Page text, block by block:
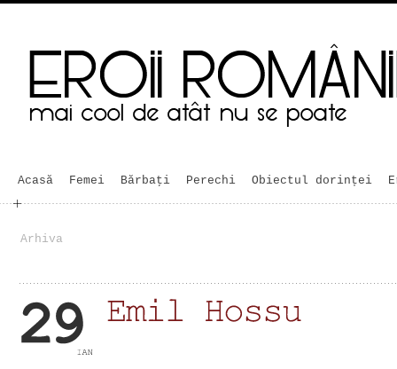
Acasă Femei Bărbaţi Perechi Obiectul dorinței
Arhiva